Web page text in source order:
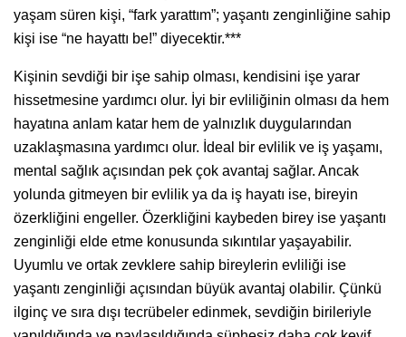
yaşam süren kişi, “fark yarattım”; yaşantı zenginliğine sahip
kişi ise “ne hayattı be!” diyecektir.***
Kişinin sevdiği bir işe sahip olması, kendisini işe yarar
hissetmesine yardımcı olur. İyi bir evliliğinin olması da hem
hayatına anlam katar hem de yalnızlık duygularından
uzaklaşmasına yardımcı olur. İdeal bir evlilik ve iş yaşamı,
mental sağlık açısından pek çok avantaj sağlar. Ancak
yolunda gitmeyen bir evlilik ya da iş hayatı ise, bireyin
özerkliğini engeller. Özerkliğini kaybeden birey ise yaşantı
zenginliği elde etme konusunda sıkıntılar yaşayabilir.
Uyumlu ve ortak zevklere sahip bireylerin evliliği ise
yaşantı zenginliği açısından büyük avantaj olabilir. Çünkü
ilginç ve sıra dışı tecrübeler edinmek, sevdiğin birileriyle